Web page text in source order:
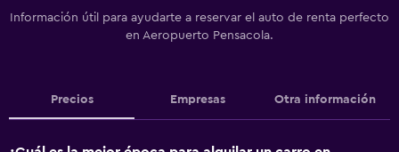
Información útil para ayudarte a reservar el auto de renta perfecto
en Aeropuerto Pensacola.
Precios Empresas Otra información